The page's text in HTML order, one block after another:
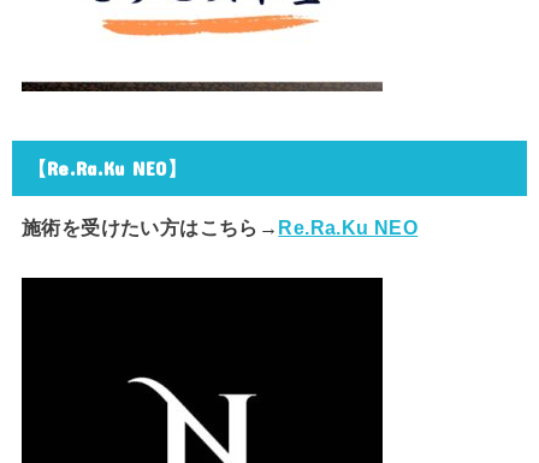
【Re.Ra.Ku NEO】
施術を受けたい方はこちら→ Re.Ra.Ku NEO